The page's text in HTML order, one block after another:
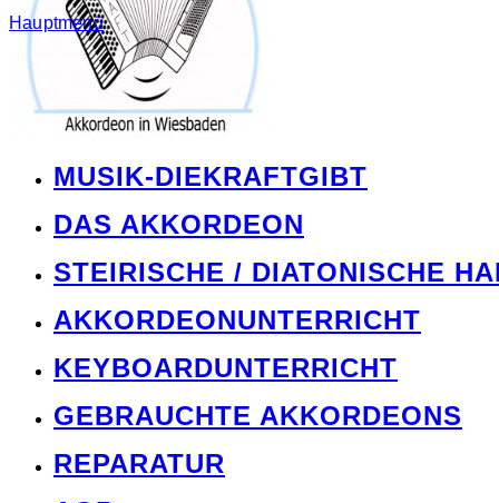
Hauptmenü
MUSIK-DIEKRAFTGIBT
DAS AKKORDEON
STEIRISCHE / DIATONISCHE
AKKORDEONUNTERRICHT
KEYBOARDUNTERRICHT
GEBRAUCHTE AKKORDEONS
REPARATUR